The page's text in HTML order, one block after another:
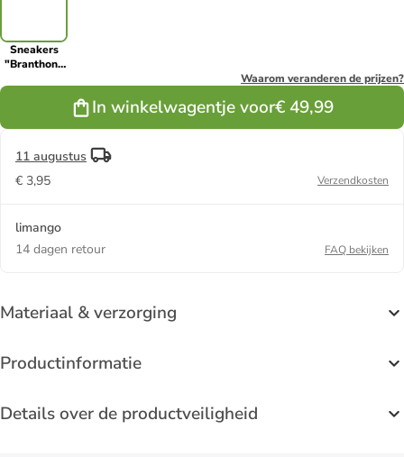
Sneakers
"Branthon"
Waarom veranderen de prijzen?
In winkelwagentje voor€ 49,99
11 augustus
€ 3,95
Verzendkosten
limango
14 dagen retour
FAQ bekijken
Materiaal & verzorging
Productinformatie
Details over de productveiligheid